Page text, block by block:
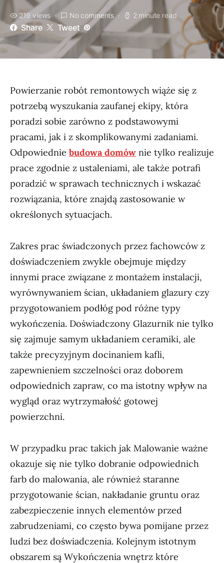
219 views No comments 2 minute read
Share Tweet
Powierzanie robót remontowych wiąże się z
potrzebą wyszukania zaufanej ekipy, która
poradzi sobie zarówno z podstawowymi
pracami, jak i z skomplikowanymi zadaniami.
Odpowiednie budowa domów nie tylko realizuje
prace zgodnie z ustaleniami, ale także potrafi
poradzić w sprawach technicznych i wskazać
rozwiązania, które znajdą zastosowanie w
określonych sytuacjach.
Zakres prac świadczonych przez fachowców z
doświadczeniem zwykle obejmuje między
innymi prace związane z montażem instalacji,
wyrównywaniem ścian, układaniem glazury czy
przygotowaniem podłóg pod różne typy
wykończenia. Doświadczony Glazurnik nie tylko
się zajmuje samym układaniem ceramiki, ale
także precyzyjnym docinaniem kafli,
zapewnieniem szczelności oraz doborem
odpowiednich zapraw, co ma istotny wpływ na
wygląd oraz wytrzymałość gotowej
powierzchni.
W przypadku prac takich jak Malowanie ważne
okazuje się nie tylko dobranie odpowiednich
farb do malowania, ale również staranne
przygotowanie ścian, nakładanie gruntu oraz
zabezpieczenie innych elementów przed
zabrudzeniami, co często bywa pomijane przez
ludzi bez doświadczenia. Kolejnym istotnym
obszarem są Wykończenia wnętrz które